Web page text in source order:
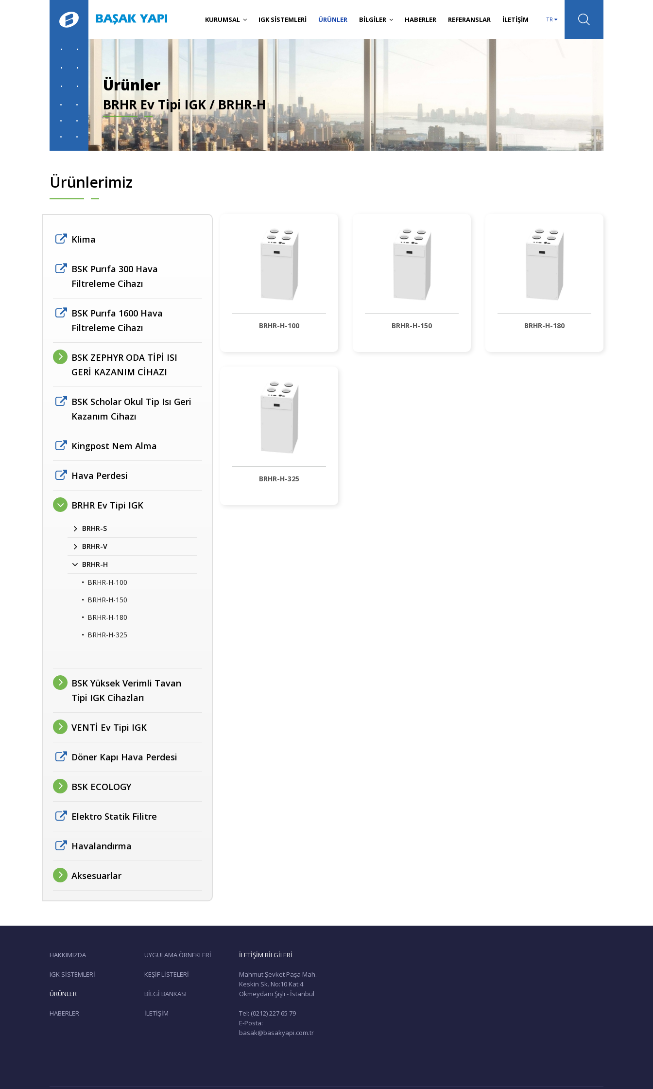
TR
KURUMSAL IGK SİSTEMLERİ ÜRÜNLER BİLGİLER HABERLER REFERANSLAR İLETİŞİM
Ürünler
BRHR Ev Tipi IGK / BRHR-H
Ürünlerimiz
Klima
BSK Purıfa 300 Hava
Filtreleme Cihazı
BSK Purıfa 1600 Hava
Filtreleme Cihazı
BSK ZEPHYR ODA TİPİ ISI
GERİ KAZANIM CİHAZI
BSK Scholar Okul Tip Isı Geri
Kazanım Cihazı
Kingpost Nem Alma
Hava Perdesi
BRHR Ev Tipi IGK
BRHR-S
BRHR-V
BRHR-H
BRHR-H-100
BRHR-H-150
BRHR-H-180
BRHR-H-325
BSK Yüksek Verimli Tavan
Tipi IGK Cihazları
VENTİ Ev Tipi IGK
Döner Kapı Hava Perdesi
BSK ECOLOGY
Elektro Statik Filitre
Havalandırma
Aksesuarlar
BRHR-H-100 BRHR-H-150 BRHR-H-180
BRHR-H-325
HAKKIMIZDA
IGK SİSTEMLERİ
ÜRÜNLER
HABERLER
UYGULAMA ÖRNEKLERİ
KEŞİF LİSTELERİ
BİLGİ BANKASI
İLETİŞİM
İLETİŞİM BİLGİLERİ
Mahmut Şevket Paşa Mah.
Keskin Sk. No:10 Kat:4
Okmeydanı Şişli - İstanbul
Tel: (0212) 227 65 79
E-Posta:
basak@basakyapi.com.tr